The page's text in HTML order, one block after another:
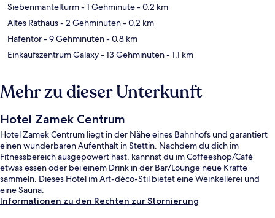
Siebenmäntelturm- 1 Gehminute- 0.2 km
Altes Rathaus- 2 Gehminuten- 0.2 km
Hafentor- 9 Gehminuten- 0.8 km
Einkaufszentrum Galaxy- 13 Gehminuten- 1.1 km
Mehr zu dieser Unterkunft
Hotel Zamek Centrum
Hotel Zamek Centrum liegt in der Nähe eines Bahnhofs und garantiert
einen wunderbaren Aufenthalt in Stettin. Nachdem du dich im
Fitnessbereich ausgepowert hast, kannnst du im Coffeeshop/Café
etwas essen oder bei einem Drink in der Bar/Lounge neue Kräfte
sammeln. Dieses Hotel im Art-déco-Stil bietet eine Weinkellerei und
eine Sauna.
Informationen zu den Rechten zur Stornierung